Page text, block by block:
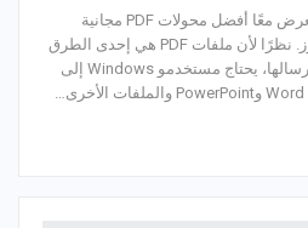
من خلال مقالنا هذا سوف نستعرض معًا أفضل محولات PDF مجانية
لمستخدمي نظام تشغيل ويندوز. نظرًا لأن ملفات PDF هي إحدى الطرق
المفضلة لحماية المستندات وإرسالها، يحتاج مستخدمو Windows إلى